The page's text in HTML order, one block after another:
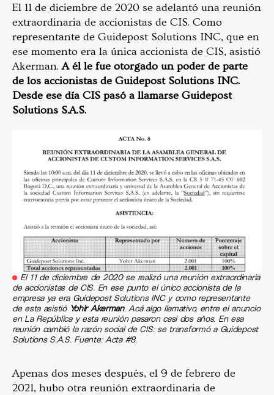
El 11 de diciembre de 2020 se adelantó una reunión
extraordinaria de accionistas de CIS. Como
representante de Guidepost Solutions INC, que en
ese momento era la única accionista de CIS, asistió
Akerman.A él le fue otorgado un poder de parte
de los accionistas de Guidepost Solutions INC.
Desde ese día CIS pasó a llamarse Guidepost
Solutions S.A.S.
El 11 de diciembre de 2020 se realizó una reunión extraordinaria
de accionistas de CIS. En ese punto el único accionista de la
empresa ya era Guidepost Solutions INC y como representante
de esta asistió Yohir Akerman. Acá algo llamativo, entre el anuncio
en La República y esta reunión pasaron casi dos años. En esa
reunión cambió la razón social de CIS: se transformó a Guidepost
Solutions S.A.S. Fuente: Acta #8.
Apenas dos meses después, el 9 de febrero de
2021, hubo otra reunión extraordinaria de